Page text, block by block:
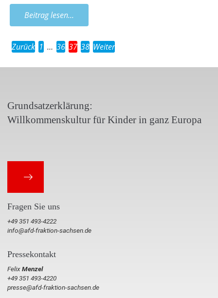
Beitrag lesen...
Zurück 1 … 36 37 38 Weiter
Grundsatzerklärung:
Willkommenskultur für Kinder in ganz Europa
Fragen Sie uns
+49 351 493-4222
info@afd-fraktion-sachsen.de
Pressekontakt
FelixMenzel
+49 351 493-4220
presse@afd-fraktion-sachsen.de